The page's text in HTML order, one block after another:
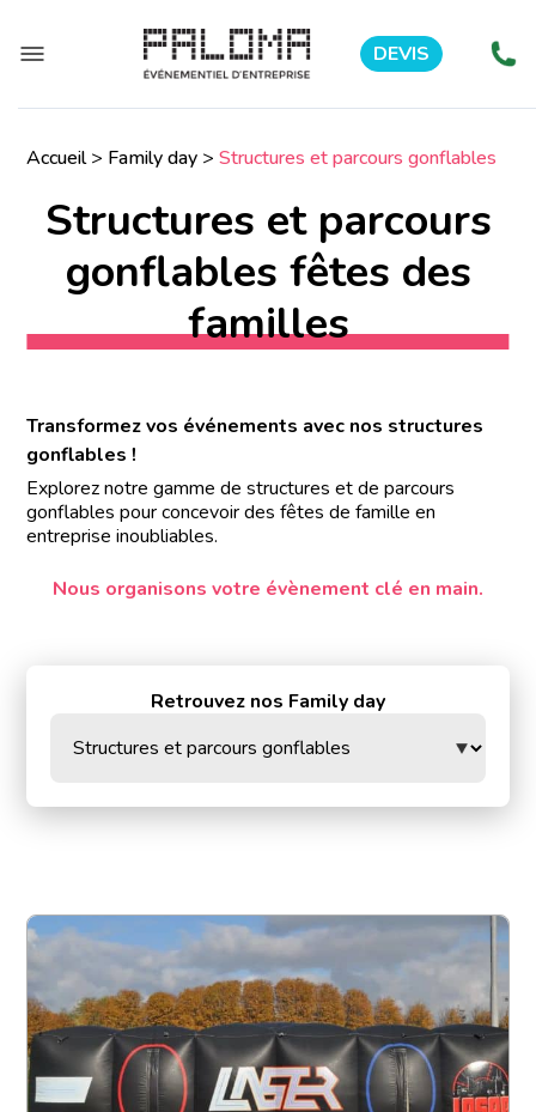
DEVIS
Accueil> Family day >Structures et parcours gonflables
Structures et parcours
gonflables fêtes des
familles
Transformez vos événements avec nos structures
gonflables !
Explorez notre gamme de structures et de parcours
gonflables pour concevoir des fêtes de famille en
entreprise inoubliables.
Nous organisons votre évènement clé en main.
Retrouvez nos Family day